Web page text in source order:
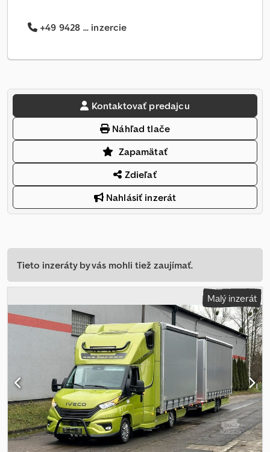
+49 9428 ... inzercie
Kontaktovať predajcu
Náhľad tlače
Zapamätať
Zdieľať
Nahlásiť inzerát
Tieto inzeráty by vás mohli tiež zaujímať.
Malý inzerát